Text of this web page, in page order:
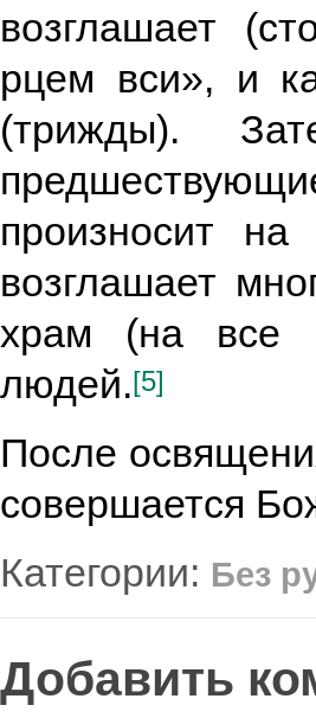
возглашает
рцем вси», и
(трижды).
произносит
возглашает
храм (на все
людей.[5]
После
совершается
Категории: Без
Добавить